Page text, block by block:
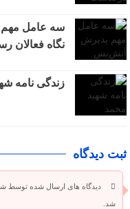
سه عامل مهم
نگاه فعالان
زندگی نامه
ثبت دیدگاه
دیدگاه های ارسال شده توسط
شد.